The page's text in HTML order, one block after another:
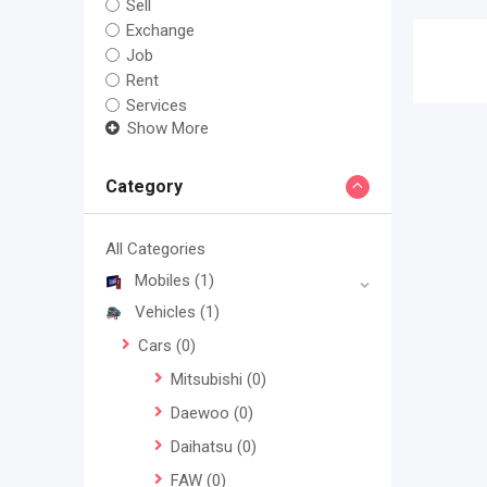
Sell
Exchange
Job
Rent
Services
Show More
Category
All Categories
Mobiles (1)
Vehicles (1)
Cars (0)
Mitsubishi (0)
Daewoo (0)
Daihatsu (0)
FAW (0)